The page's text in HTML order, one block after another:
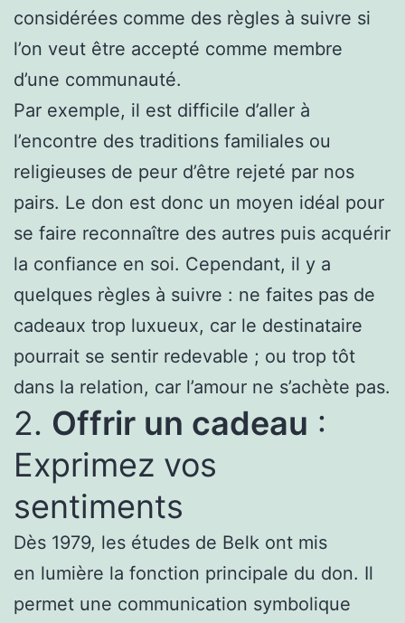
considérées comme des règles à suivre si
l’on veut être accepté comme membre
d’une communauté.
Par exemple, il est difficile d’aller à
l’encontre des traditions familiales ou
religieuses de peur d’être rejeté par nos
pairs. Le don est donc un moyen idéal pour
se faire reconnaître des autres puis acquérir
la confiance en soi. Cependant, il y a
quelques règles à suivre : ne faites pas de
cadeaux trop luxueux, car le destinataire
pourrait se sentir redevable ; ou trop tôt
dans la relation, car l’amour ne s’achète pas.
2. Offrir un cadeau :
Exprimez vos
sentiments
Dès 1979, les études de Belk ont ​​mis
en lumière la fonction principale du don. Il
permet une communication symbolique